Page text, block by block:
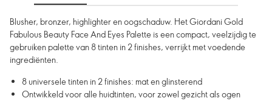
Blusher, bronzer, highlighter en oogschaduw. Het Giordani Gold
Fabulous Beauty Face And Eyes Palette is een compact, veelzijdig te
gebruiken palette van 8 tinten in 2 finishes, verrijkt met voedende
ingrediënten.
8 universele tinten in 2 finishes: mat en glinsterend
Ontwikkeld voor alle huidtinten, voor zowel gezicht als ogen